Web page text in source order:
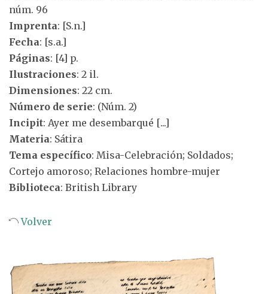
núm. 96
Imprenta: [S.n.]
Fecha: [s.a.]
Páginas: [4] p.
Ilustraciones: 2 il.
Dimensiones: 22 cm.
Número de serie: (Núm. 2)
Incipit: Ayer me desembarqué [...]
Materia: Sátira
Tema específico: Misa-Celebración; Soldados;
Cortejo amoroso; Relaciones hombre-mujer
Biblioteca: British Library
Volver